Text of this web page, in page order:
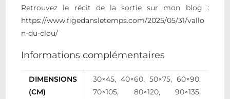
Retrouvez le récit de la sortie sur mon blog :
https://www.figedansletemps.com/2025/05/31/vallo
n-du-clou/
Informations complémentaires
DIMENSIONS
(CM)
30×45, 40×60, 50×75, 60×90,
70×105, 80×120, 90×135,